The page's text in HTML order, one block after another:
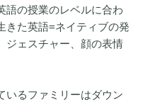
語の授業のレベルに合わ
きた英語=ネイティブの発
ジェスチャー、顔の表情
いるファミリーはダウン